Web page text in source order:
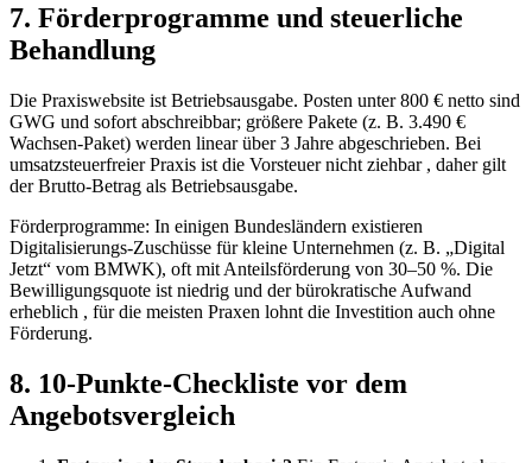
7. Förderprogramme und steuerliche
Behandlung
Die Praxiswebsite ist Betriebsausgabe. Posten unter 800 € netto sind
GWG und sofort abschreibbar; größere Pakete (z. B. 3.490 €
Wachsen-Paket) werden linear über 3 Jahre abgeschrieben. Bei
umsatzsteuerfreier Praxis ist die Vorsteuer nicht ziehbar , daher gilt
der Brutto-Betrag als Betriebsausgabe.
Förderprogramme: In einigen Bundesländern existieren
Digitalisierungs-Zuschüsse für kleine Unternehmen (z. B. „Digital
Jetzt“ vom BMWK), oft mit Anteilsförderung von 30–50 %. Die
Bewilligungsquote ist niedrig und der bürokratische Aufwand
erheblich , für die meisten Praxen lohnt die Investition auch ohne
Förderung.
8. 10-Punkte-Checkliste vor dem
Angebotsvergleich